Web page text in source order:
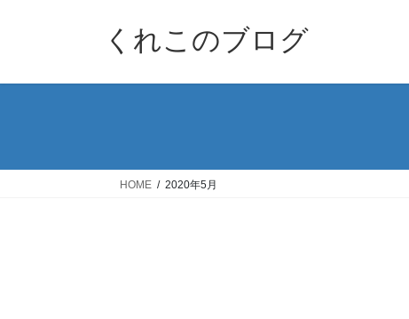
くれこのブログ
HOME 2020年5月